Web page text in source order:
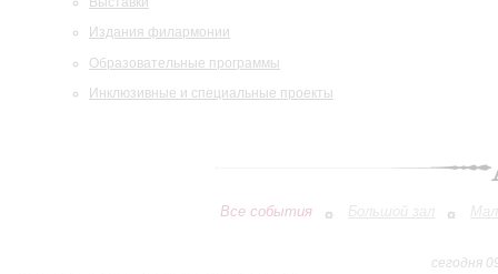
Издания филармонии
Образовательные программы
Инклюзивные и специальные проекты
Все события Большой зал
сегодня